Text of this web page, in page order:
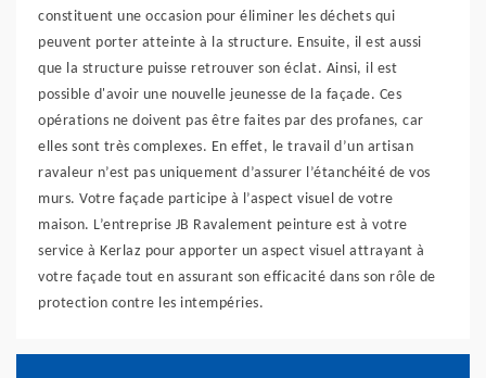
constituent une occasion pour éliminer les déchets qui
peuvent porter atteinte à la structure. Ensuite, il est aussi
que la structure puisse retrouver son éclat. Ainsi, il est
possible d'avoir une nouvelle jeunesse de la façade. Ces
opérations ne doivent pas être faites par des profanes, car
elles sont très complexes. En effet, le travail d’un artisan
ravaleur n’est pas uniquement d’assurer l’étanchéité de vos
murs. Votre façade participe à l’aspect visuel de votre
maison. L’entreprise JB Ravalement peinture est à votre
service à Kerlaz pour apporter un aspect visuel attrayant à
votre façade tout en assurant son efficacité dans son rôle de
protection contre les intempéries.